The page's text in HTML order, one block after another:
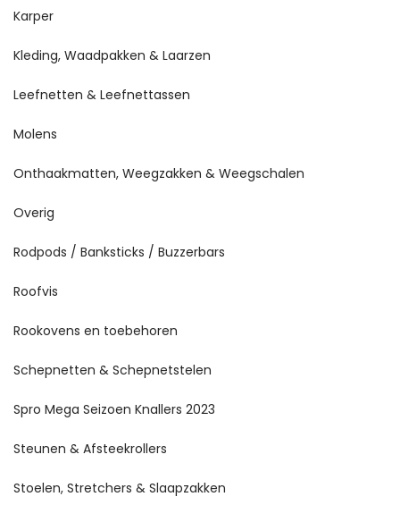
Karper
Kleding, Waadpakken & Laarzen
Leefnetten & Leefnettassen
Molens
Onthaakmatten, Weegzakken & Weegschalen
Overig
Rodpods / Banksticks / Buzzerbars
Roofvis
Rookovens en toebehoren
Schepnetten & Schepnetstelen
Spro Mega Seizoen Knallers 2023
Steunen & Afsteekrollers
Stoelen, Stretchers & Slaapzakken